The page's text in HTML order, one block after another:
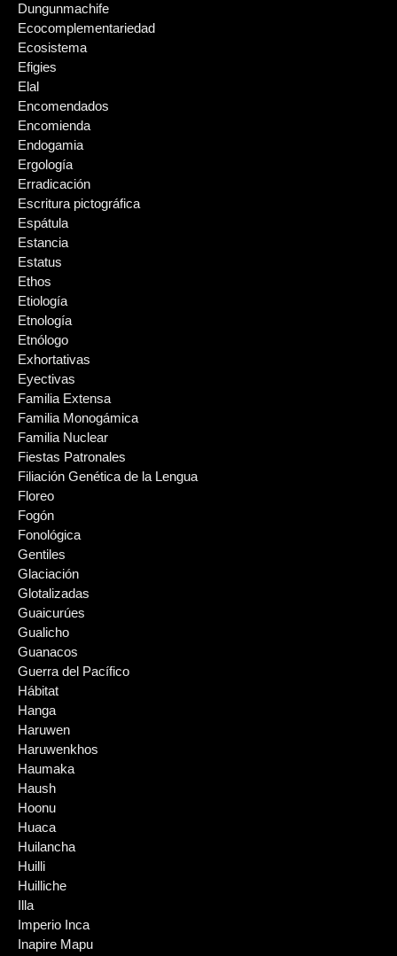
Dungunmachife
Ecocomplementariedad
Ecosistema
Efigies
Elal
Encomendados
Encomienda
Endogamia
Ergología
Erradicación
Escritura pictográfica
Espátula
Estancia
Estatus
Ethos
Etiología
Etnología
Etnólogo
Exhortativas
Eyectivas
Familia Extensa
Familia Monogámica
Familia Nuclear
Fiestas Patronales
Filiación Genética de la Lengua
Floreo
Fogón
Fonológica
Gentiles
Glaciación
Glotalizadas
Guaicurúes
Gualicho
Guanacos
Guerra del Pacífico
Hábitat
Hanga
Haruwen
Haruwenkhos
Haumaka
Haush
Hoonu
Huaca
Huilancha
Huilli
Huilliche
Illa
Imperio Inca
Inapire Mapu